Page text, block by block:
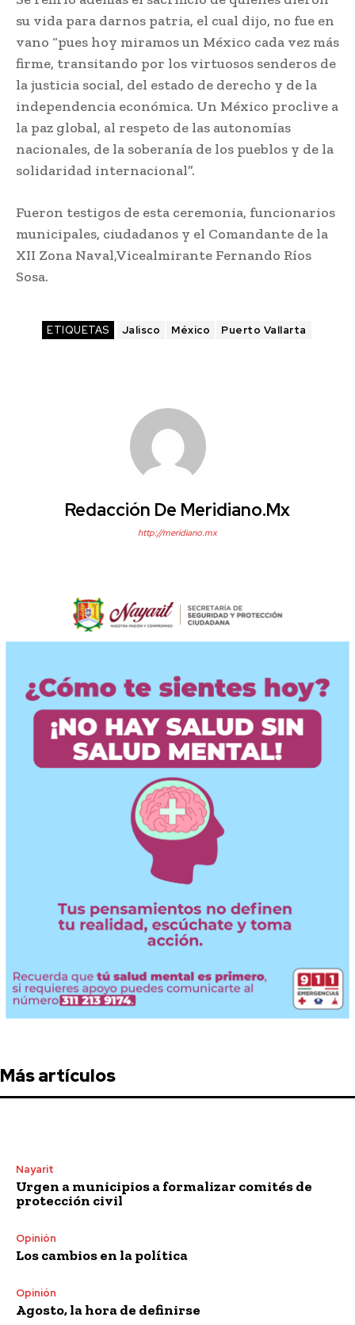
su vida para darnos patria, el cual dijo, no fue en
vano “pues hoy miramos un México cada vez más
firme, transitando por los virtuosos senderos de
la justicia social, del estado de derecho y de la
independencia económica. Un México proclive a
la paz global, al respeto de las autonomías
nacionales, de la soberanía de los pueblos y de la
solidaridad internacional”.
Fueron testigos de esta ceremonia, funcionarios
municipales, ciudadanos y el Comandante de la
XII Zona Naval,Vicealmirante Fernando Ríos
Sosa.
ETIQUETAS Jalisco México Puerto Vallarta
Redacción De Meridiano.mx
http://meridiano.mx
Más artículos
Nayarit
Urgen a municipios a formalizar comités de
protección civil
Opinión
Los cambios en la política
Opinión
Agosto, la hora de definirse